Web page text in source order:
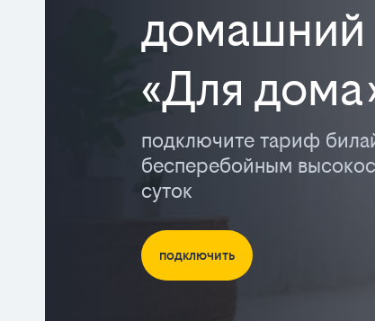
домашний
«Для
подключите тариф
бесперебойным
суток
подключить